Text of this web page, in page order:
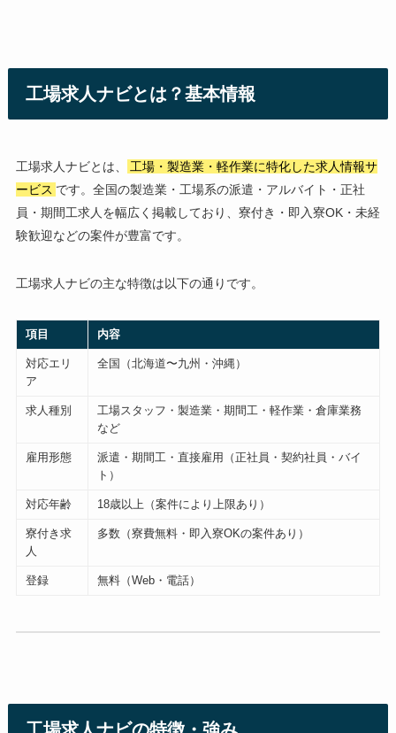
工場求人ナビとは？基本情報
工場求人ナビとは、
工場・製造業・軽作業に特化した求人情報サ
ービス です。全国の製造業・工場系の派遣・アルバイト・正社
員・期間工求人を幅広く掲載しており、寮付き・即入寮OK・未経
験歓迎などの案件が豊富です。
工場求人ナビの主な特徴は以下の通りです。
項目 内容
対応エリ
ア
全国（北海道〜九州・沖縄）
求人種別
工場スタッフ・製造業・期間工・軽作業・倉庫業務
など
雇用形態
派遣・期間工・直接雇用（正社員・契約社員・バイ
ト）
対応年齢 18歳以上（案件により上限あり）
寮付き求
人
多数（寮費無料・即入寮OKの案件あり）
登録 無料（Web・電話）